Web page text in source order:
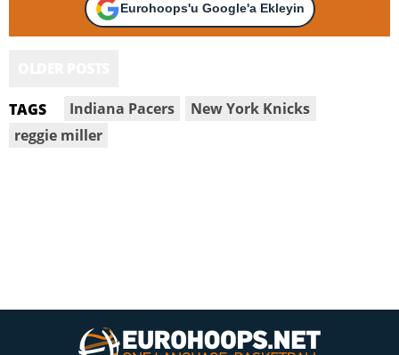
Eurohoops'u Google'a Ekleyin
TAGS Indiana Pacers
New York Knicks
reggie miller